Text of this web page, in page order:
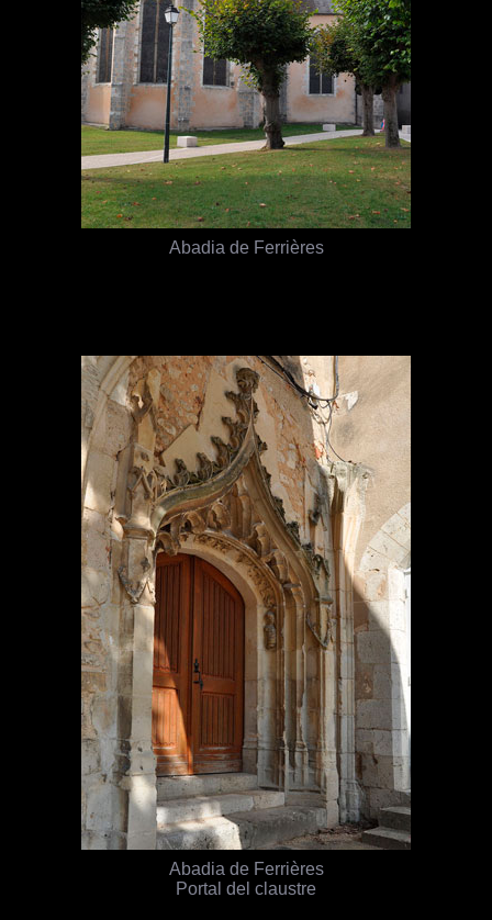
Abadia de Ferrières
Abadia de Ferrières
Portal del claustre